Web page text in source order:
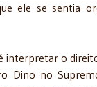
ele se sentia
interpretar o
no